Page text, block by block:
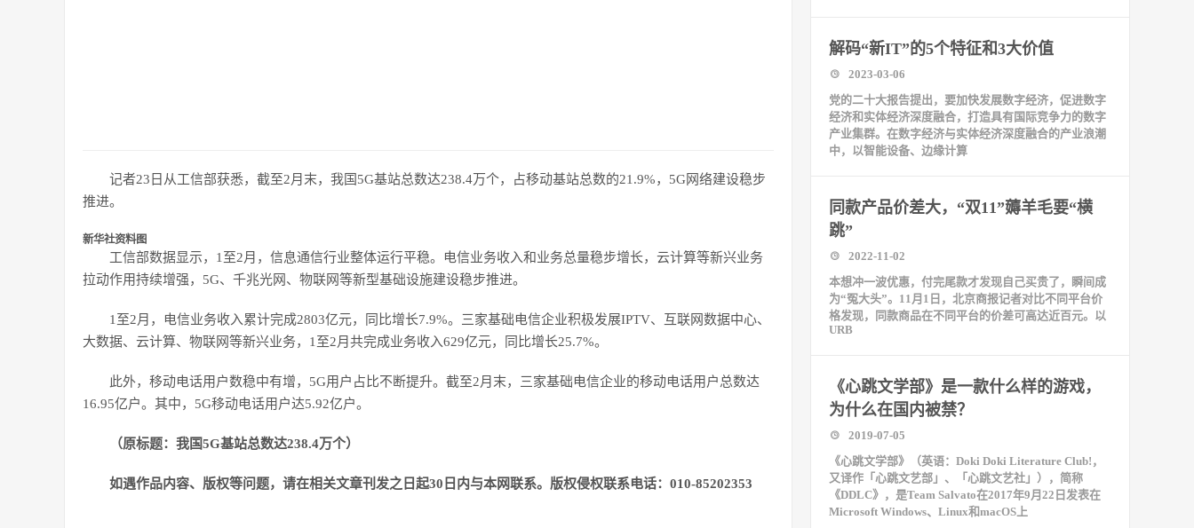
记者23日从工信部获悉，截至2月末，我国5G基站总数达238.4万个，占移动基站总数的21.9%，5G网络建设稳步
推进。
新华社资料图
工信部数据显示，1至2月，信息通信行业整体运行平稳。电信业务收入和业务总量稳步增长，云计算等新兴业务
拉动作用持续增强，5G、千兆光网、物联网等新型基础设施建设稳步推进。
1至2月，电信业务收入累计完成2803亿元，同比增长7.9%。三家基础电信企业积极发展IPTV、互联网数据中心、
大数据、云计算、物联网等新兴业务，1至2月共完成业务收入629亿元，同比增长25.7%。
此外，移动电话用户数稳中有增，5G用户占比不断提升。截至2月末，三家基础电信企业的移动电话用户总数达
16.95亿户。其中，5G移动电话用户达5.92亿户。
（原标题：我国5G基站总数达238.4万个）
如遇作品内容、版权等问题，请在相关文章刊发之日起30日内与本网联系。版权侵权联系电话：010-85202353
解码“新IT”的5个特征和3大价值
2023-03-06
党的二十大报告提出，要加快发展数字经济，促进数字
经济和实体经济深度融合，打造具有国际竞争力的数字
产业集群。在数字经济与实体经济深度融合的产业浪潮
中，以智能设备、边缘计算
同款产品价差大，“双11”薅羊毛要“横
跳”
2022-11-02
本想冲一波优惠，付完尾款才发现自己买贵了，瞬间成
为“冤大头”。11月1日，北京商报记者对比不同平台价
格发现，同款商品在不同平台的价差可高达近百元。以
URB
《心跳文学部》是一款什么样的游戏，
为什么在国内被禁？
2019-07-05
《心跳文学部》（英语：Doki Doki Literature Club!，
又译作「心跳文艺部」、「心跳文艺社」），简称
《DDLC》，是Team Salvato在2017年9月22日发表在
Microsoft Windows、Linux和macOS上